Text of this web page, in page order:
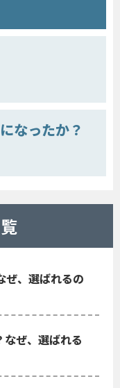
なったか？
ぜ、選ばれるの
なぜ、選ばれる